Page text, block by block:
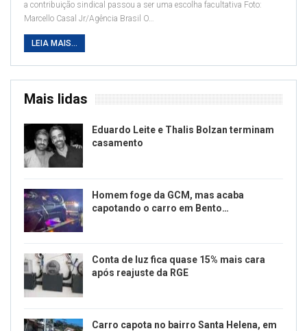
a contribuição sindical passou a ser uma escolha facultativa Foto:
Marcello Casal Jr/Agência Brasil O…
LEIA MAIS...
Mais lidas
Eduardo Leite e Thalis Bolzan terminam
casamento
Homem foge da GCM, mas acaba
capotando o carro em Bento…
Conta de luz fica quase 15% mais cara
após reajuste da RGE
Carro capota no bairro Santa Helena, em